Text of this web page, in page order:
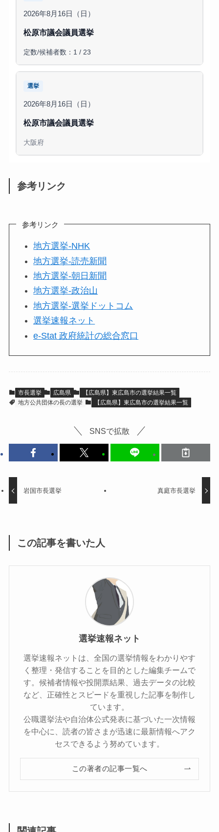
2026年8月16日（日）
松原市議会議員選挙
定数/候補者数：1 / 23
選挙
2026年8月16日（日）
松原市議会議員選挙
大阪府
参考リンク
参考リンク
地方選挙-NHK
地方選挙-読売新聞
地方選挙-朝日新聞
地方選挙-政治山
地方選挙-選挙ドットコム
選挙速報ネット
e-Stat 政府統計の総合窓口
市長選挙 広島県
【広島県】東広島市の選挙結果一覧
地方公共団体の長の選挙
【広島県】東広島市の選挙結果一覧
SNSで拡散
岩国市長選挙 真庭市長選挙
この記事を書いた人
選挙速報ネット
選挙速報ネットは、全国の選挙情報をわかりやす
く整理・発信することを目的とした編集チームで
す。候補者情報や投開票結果、過去データの比較
など、正確性とスピードを重視した記事を制作し
ています。
公職選挙法や自治体公式発表に基づいた一次情報
を中心に、読者の皆さまが迅速に最新情報へアク
セスできるよう努めています。
この著者の記事一覧へ